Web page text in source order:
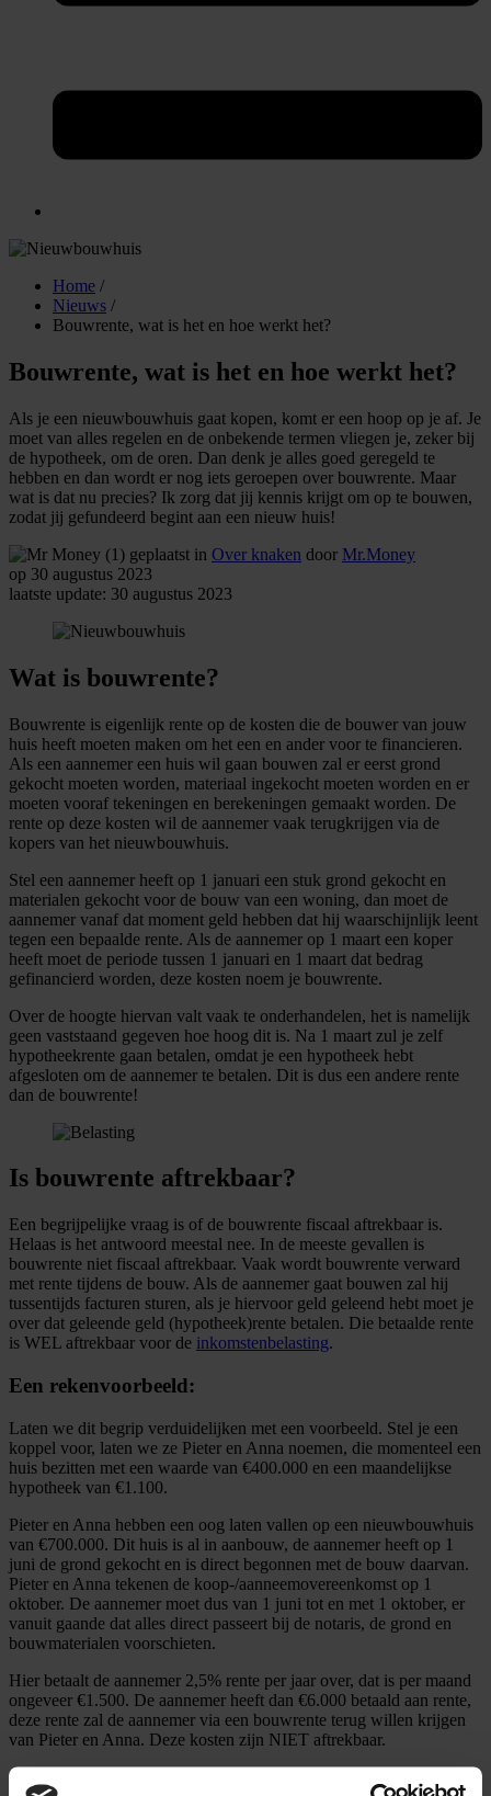
Home /
Nieuws /
Bouwrente, wat is het en hoe werkt het?
Bouwrente, wat is het en hoe werkt het?
Als je een nieuwbouwhuis gaat kopen, komt er een hoop op je af. Je
moet van alles regelen en de onbekende termen vliegen je, zeker bij
de hypotheek, om de oren. Dan denk je alles goed geregeld te
hebben en dan wordt er nog iets geroepen over bouwrente. Maar
wat is dat nu precies? Ik zorg dat jij kennis krijgt om op te bouwen,
zodat jij gefundeerd begint aan een nieuw huis!
geplaatst in Over knaken door Mr.Money
op 30 augustus 2023
laatste update: 30 augustus 2023
Wat is bouwrente?
Bouwrente is eigenlijk rente op de kosten die de bouwer van jouw
huis heeft moeten maken om het een en ander voor te financieren.
Als een aannemer een huis wil gaan bouwen zal er eerst grond
gekocht moeten worden, materiaal ingekocht moeten worden en er
moeten vooraf tekeningen en berekeningen gemaakt worden. De
rente op deze kosten wil de aannemer vaak terugkrijgen via de
kopers van het nieuwbouwhuis.
Stel een aannemer heeft op 1 januari een stuk grond gekocht en
materialen gekocht voor de bouw van een woning, dan moet de
aannemer vanaf dat moment geld hebben dat hij waarschijnlijk leent
tegen een bepaalde rente. Als de aannemer op 1 maart een koper
heeft moet de periode tussen 1 januari en 1 maart dat bedrag
gefinancierd worden, deze kosten noem je bouwrente.
Over de hoogte hiervan valt vaak te onderhandelen, het is namelijk
geen vaststaand gegeven hoe hoog dit is. Na 1 maart zul je zelf
hypotheekrente gaan betalen, omdat je een hypotheek hebt
afgesloten om de aannemer te betalen. Dit is dus een andere rente
dan de bouwrente!
Is bouwrente aftrekbaar?
Een begrijpelijke vraag is of de bouwrente fiscaal aftrekbaar is.
Helaas is het antwoord meestal nee. In de meeste gevallen is
bouwrente niet fiscaal aftrekbaar. Vaak wordt bouwrente verward
met rente tijdens de bouw. Als de aannemer gaat bouwen zal hij
tussentijds facturen sturen, als je hiervoor geld geleend hebt moet je
over dat geleende geld (hypotheek)rente betalen. Die betaalde rente
is WEL aftrekbaar voor de inkomstenbelasting.
Een rekenvoorbeeld:
Laten we dit begrip verduidelijken met een voorbeeld. Stel je een
koppel voor, laten we ze Pieter en Anna noemen, die momenteel een
huis bezitten met een waarde van €400.000 en een maandelijkse
hypotheek van €1.100.
Pieter en Anna hebben een oog laten vallen op een nieuwbouwhuis
van €700.000. Dit huis is al in aanbouw, de aannemer heeft op 1
juni de grond gekocht en is direct begonnen met de bouw daarvan.
Pieter en Anna tekenen de koop-/aanneemovereenkomst op 1
oktober. De aannemer moet dus van 1 juni tot en met 1 oktober, er
vanuit gaande dat alles direct passeert bij de notaris, de grond en
bouwmaterialen voorschieten.
Hier betaalt de aannemer 2,5% rente per jaar over, dat is per maand
ongeveer €1.500. De aannemer heeft dan €6.000 betaald aan rente,
deze rente zal de aannemer via een bouwrente terug willen krijgen
van Pieter en Anna. Deze kosten zijn NIET aftrekbaar.
Zodra ze op 1 oktober een hogere